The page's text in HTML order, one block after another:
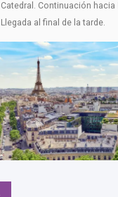
Catedral. Continuación hacia
Llegada al final de la tarde.